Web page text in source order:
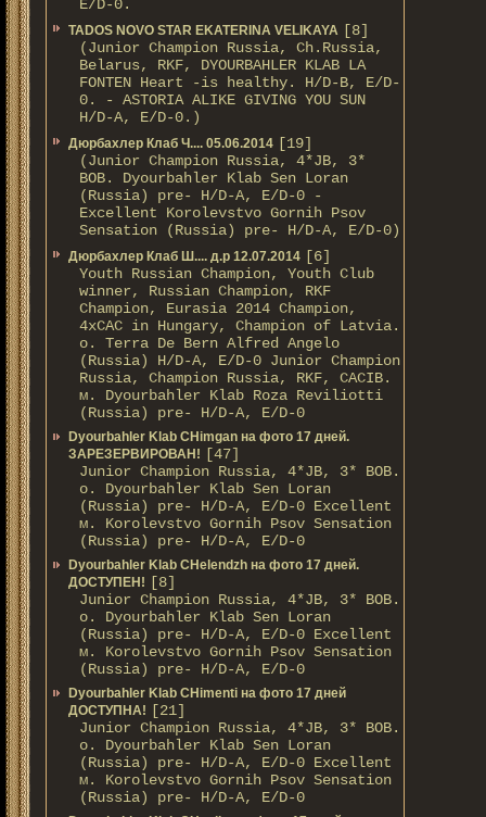
E/D-0.
TADOS NOVO STAR EKATERINA VELIKAYA [8]
(Junior Champion Russia, Ch.Russia,
Belarus, RKF, DYOURBAHLER KLAB LA
FONTEN Heart -is healthy. H/D-В, E/D-
0. - ASTORIA ALIKE GIVING YOU SUN
H/D-А, E/D-0.)
Дюрбахлер Клаб Ч.... 05.06.2014 [19]
(Junior Champion Russia, 4*JB, 3*
BOB. Dyourbahler Klab Sen Loran
(Russia) pre- H/D-A, E/D-0 -
Excellent Korolevstvo Gornih Psov
Sensation (Russia) pre- H/D-A, E/D-0)
Дюрбахлер Клаб Ш.... д.р 12.07.2014 [6]
Youth Russian Champion, Youth Club
winner, Russian Champion, RKF
Champion, Eurasia 2014 Champion,
4xCAC in Hungary, Champion of Latvia.
о. Terra De Bern Alfred Angelo
(Russia) H/D-A, E/D-0 Junior Champion
Russia, Champion Russia, RKF, CACIB.
м. Dyourbahler Klab Roza Reviliotti
(Russia) pre- H/D-A, E/D-0
Dyourbahler Klab CHimgan на фото 17 дней.
ЗАРЕЗЕРВИРОВАН!
[47]
Junior Champion Russia, 4*JB, 3* BOB.
о. Dyourbahler Klab Sen Loran
(Russia) pre- H/D-A, E/D-0 Excellent
м. Korolevstvo Gornih Psov Sensation
(Russia) pre- H/D-A, E/D-0
Dyourbahler Klab CHelendzh на фото 17 дней.
ДОСТУПЕН!
[8]
Junior Champion Russia, 4*JB, 3* BOB.
о. Dyourbahler Klab Sen Loran
(Russia) pre- H/D-A, E/D-0 Excellent
м. Korolevstvo Gornih Psov Sensation
(Russia) pre- H/D-A, E/D-0
Dyourbahler Klab CHimenti на фото 17 дней
ДОСТУПНА!
[21]
Junior Champion Russia, 4*JB, 3* BOB.
о. Dyourbahler Klab Sen Loran
(Russia) pre- H/D-A, E/D-0 Excellent
м. Korolevstvo Gornih Psov Sensation
(Russia) pre- H/D-A, E/D-0